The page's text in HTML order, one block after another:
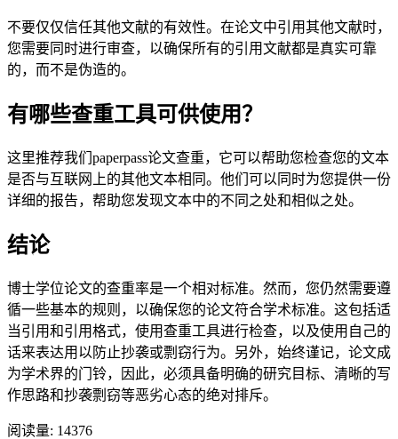
不要仅仅信任其他文献的有效性。在论文中引用其他文献时，
您需要同时进行审查，以确保所有的引用文献都是真实可靠
的，而不是伪造的。
有哪些查重工具可供使用？
这里推荐我们paperpass论文查重，它可以帮助您检查您的文本
是否与互联网上的其他文本相同。他们可以同时为您提供一份
详细的报告，帮助您发现文本中的不同之处和相似之处。
结论
博士学位论文的查重率是一个相对标准。然而，您仍然需要遵
循一些基本的规则，以确保您的论文符合学术标准。这包括适
当引用和引用格式，使用查重工具进行检查，以及使用自己的
话来表达用以防止抄袭或剽窃行为。另外，始终谨记，论文成
为学术界的门铃，因此，必须具备明确的研究目标、清晰的写
作思路和抄袭剽窃等恶劣心态的绝对排斥。
阅读量: 14376